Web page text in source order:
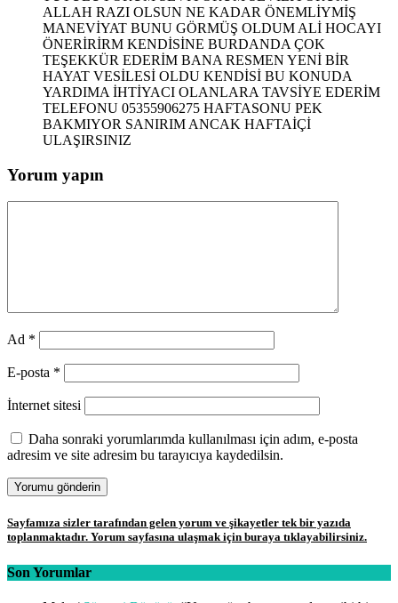
ALLAH RAZI OLSUN NE KADAR ÖNEMLİYMİŞ
MANEVİYAT BUNU GÖRMÜŞ OLDUM ALİ HOCAYI
ÖNERİRİRM KENDİSİNE BURDANDA ÇOK
TEŞEKKÜR EDERİM BANA RESMEN YENİ BİR
HAYAT VESİLESİ OLDU KENDİSİ BU KONUDA
YARDIMA İHTİYACI OLANLARA TAVSİYE EDERİM
TELEFONU 05355906275 HAFTASONU PEK
BAKMIYOR SANIRIM ANCAK HAFTAİÇİ
ULAŞIRSINIZ
Yorum yapın
Ad *
E-posta *
İnternet sitesi
Daha sonraki yorumlarımda kullanılması için adım, e-posta
adresim ve site adresim bu tarayıcıya kaydedilsin.
Sayfamıza sizler tarafından gelen yorum ve şikayetler tek bir yazıda
toplanmaktadır. Yorum sayfasına ulaşmak için buraya tıklayabilirsiniz.
Son Yorumlar